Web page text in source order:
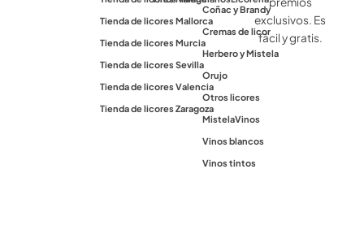
Tienda de licores Mallorca
Tienda de licores Murcia
Tienda de licores Sevilla
Tienda de licores Valencia
Tienda de licores Zaragoza
Coñac y Brandy
Cremas de licor
Herbero y Mistela
Orujo
Otros licores
MistelaVinos
Vinos blancos
Vinos tintos
exclusivos. Es
fácil y gratis.